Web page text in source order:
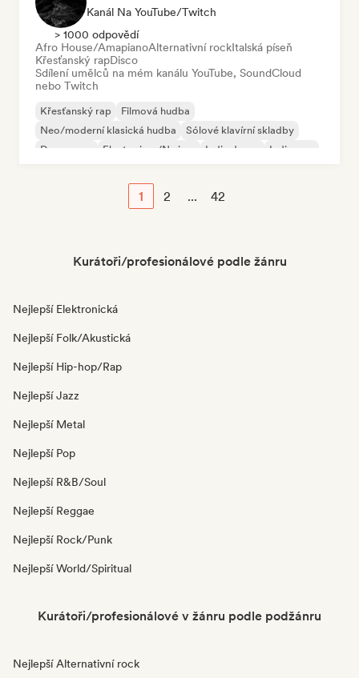
Kanál Na YouTube/Twitch
> 1000 odpovědí
Afro House/AmapianoAlternativní rockItalská píseň
Křesťanský rapDisco
Sdílení umělců na mém kanálu YouTube, SoundCloud
nebo Twitch
Křesťanský rap
Filmová hudba
Neo/moderní klasická hudba
Sólové klavírní skladby
Dream pop
Electro jazz/Nu jazz Indie dance Indie pop
1 2 ... 42
Kurátoři/profesionálové podle žánru
Nejlepší Elektronická
Nejlepší Folk/Akustická
Nejlepší Hip-hop/Rap
Nejlepší Jazz
Nejlepší Metal
Nejlepší Pop
Nejlepší R&B/Soul
Nejlepší Reggae
Nejlepší Rock/Punk
Nejlepší World/Spiritual
Kurátoři/profesionálové v žánru podle podžánru
Nejlepší Alternativní rock